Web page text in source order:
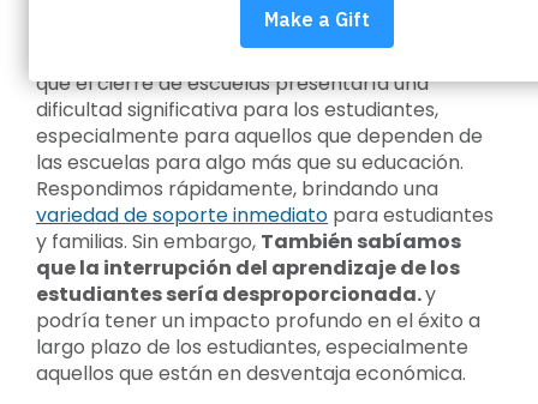
Cuando la pandemia cerró las escuelas de BVSD
por primera vez en marzo de 2020, sabíamos
que el cierre de escuelas presentaría una
dificultad significativa para los estudiantes,
especialmente para aquellos que dependen de
las escuelas para algo más que su educación.
Respondimos rápidamente, brindando una
variedad de soporte inmediato para estudiantes
y familias. Sin embargo, También sabíamos
que la interrupción del aprendizaje de los
estudiantes sería desproporcionada.y
podría tener un impacto profundo en el éxito a
largo plazo de los estudiantes, especialmente
aquellos que están en desventaja económica.